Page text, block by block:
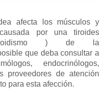
afecta los músculos y
por una tiroides
) de
la
que deba consultar a
endocrinólogos,
proveedores de atención
para esta afección.